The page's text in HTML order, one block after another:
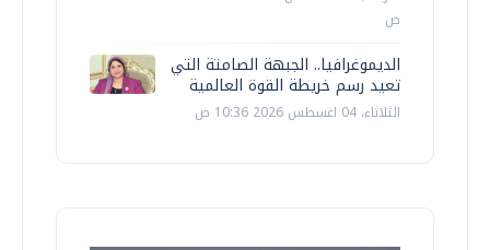
ص
الديموغرافيا.. الجبهة الصامتة التي
تعيد رسم خريطة القوة العالمية
الثلاثاء، 04 اغسطس 2026 10:36 ص